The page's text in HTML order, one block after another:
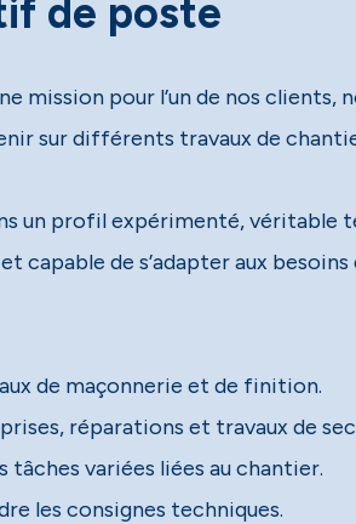
de poste
mission pour l’un de nos
sur différents travaux de
un profil expérimenté, véritable
capable de s’adapter aux besoins
de maçonnerie et de finition.
réparations et travaux de
tâches variées liées au chantier.
les consignes techniques.